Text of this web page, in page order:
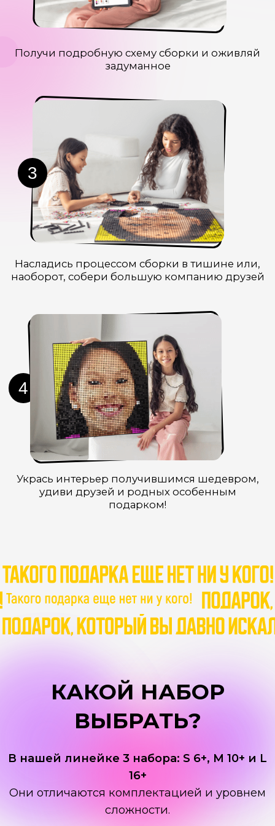
Категория M 10+ , среднего уровня сложности.
Юному творцу потребуется проявить немного
усидчивости.
S
M
Категории S 6+
множеством дизайнерских идей.
L
КАКОЙ НАБОР
В нашей линейке 3 набора: S 6+, M 10+ и L
Они отличаются комплектацией и уровнем